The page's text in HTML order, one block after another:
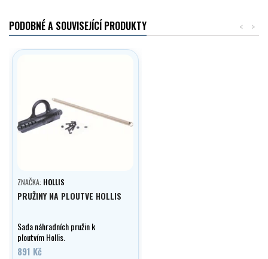
PODOBNÉ A SOUVISEJÍCÍ PRODUKTY >
<
ZNAČKA: HOLLIS
PRUŽINY NA PLOUTVE HOLLIS
Sada náhradních pružin k
ploutvím Hollis.
891 Kč